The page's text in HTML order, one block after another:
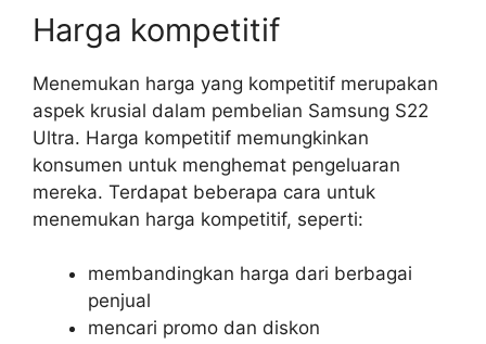
Harga kompetitif
Menemukan harga yang kompetitif merupakan
aspek krusial dalam pembelian Samsung S22
Ultra. Harga kompetitif memungkinkan
konsumen untuk menghemat pengeluaran
mereka. Terdapat beberapa cara untuk
menemukan harga kompetitif, seperti:
membandingkan harga dari berbagai
penjual
mencari promo dan diskon